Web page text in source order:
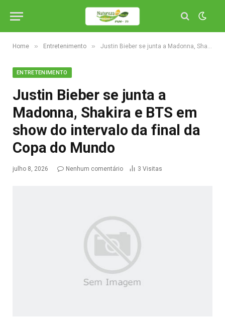
Home » Entretenimento » Justin Bieber se junta a Madonna, Shakira e BTS em show do intervalo da final da Copa do Mundo
ENTRETENIMENTO
Justin Bieber se junta a
Madonna, Shakira e BTS em
show do intervalo da final da
Copa do Mundo
julho 8, 2026 Nenhum comentário 3 Visitas